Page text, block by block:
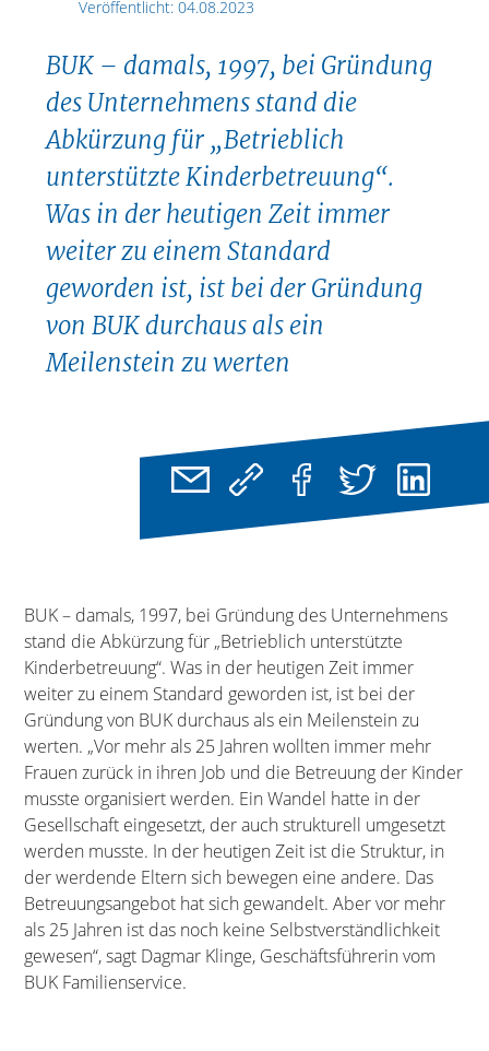
Veröffentlicht:04.08.2023
BUK – damals, 1997, bei Gründung
des Unternehmens stand die
Abkürzung für „Betrieblich
unterstützte Kinderbetreuung“.
Was in der heutigen Zeit immer
weiter zu einem Standard
geworden ist, ist bei der Gründung
von BUK durchaus als ein
Meilenstein zu werten
BUK – damals, 1997, bei Gründung des Unternehmens
stand die Abkürzung für „Betrieblich unterstützte
Kinderbetreuung“. Was in der heutigen Zeit immer
weiter zu einem Standard geworden ist, ist bei der
Gründung von BUK durchaus als ein Meilenstein zu
werten. „Vor mehr als 25 Jahren wollten immer mehr
Frauen zurück in ihren Job und die Betreuung der Kinder
musste organisiert werden. Ein Wandel hatte in der
Gesellschaft eingesetzt, der auch strukturell umgesetzt
werden musste. In der heutigen Zeit ist die Struktur, in
der werdende Eltern sich bewegen eine andere. Das
Betreuungsangebot hat sich gewandelt. Aber vor mehr
als 25 Jahren ist das noch keine Selbstverständlichkeit
gewesen“, sagt Dagmar Klinge, Geschäftsführerin vom
BUK Familienservice.